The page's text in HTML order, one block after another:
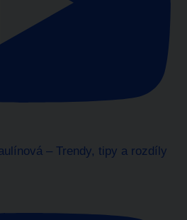
– Trendy, tipy a rozdíly